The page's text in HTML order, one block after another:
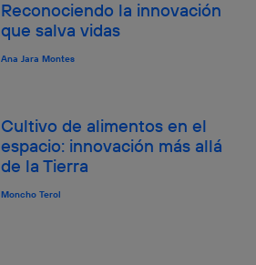
Reconociendo la innovación
que salva vidas
Ana Jara Montes
Cultivo de alimentos en el
espacio: innovación más allá
de la Tierra
Moncho Terol